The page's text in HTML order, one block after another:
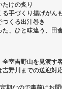
たけの炙り
る手づくり揚げがんも
つくる出汁巻き
、ひと味違う、田
全室吉野山を見渡す
吉野川までの送迎対
期なので事前にお問